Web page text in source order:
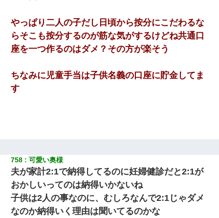
やっぱり二人の子だし日頃から按分にこだわるな
らそこも按分するのが筋な気がするけどね共通口
座を一つ作るのはダメ？その方が楽そう
ちなみに児童手当は子供名義の口座に貯金してま
す
758 可愛い奥様
夫が家計2:1で納得してるのに妊婦健診だと2:1が
おかしいってのは納得いかないね
子供は2人の事なのに、むしろなんで2:1じゃダメ
なのか納得いく理由は聞いてるのかな